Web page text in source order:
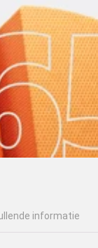
informatie